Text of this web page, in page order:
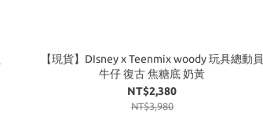
【現貨】DIsney x Teenmix woody 玩具總動員
牛仔 復古 焦糖底 奶黃
NT$2,380
NT$3,980